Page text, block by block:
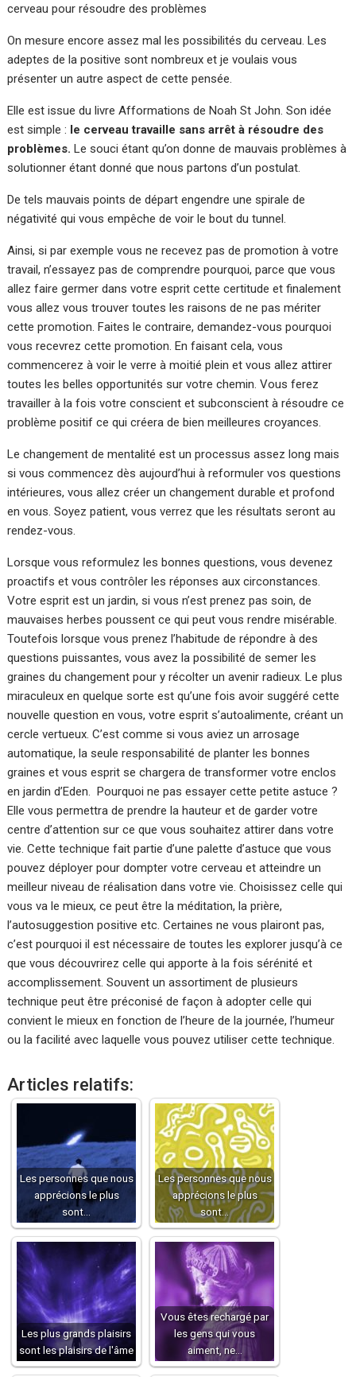
cerveau pour résoudre des problèmes
On mesure encore assez mal les possibilités du cerveau. Les
adeptes de la positive sont nombreux et je voulais vous
présenter un autre aspect de cette pensée.
Elle est issue du livre Afformations de Noah St John. Son idée
est simple : le cerveau travaille sans arrêt à résoudre des
problèmes. Le souci étant qu’on donne de mauvais problèmes à
solutionner étant donné que nous partons d’un postulat.
De tels mauvais points de départ engendre une spirale de
négativité qui vous empêche de voir le bout du tunnel.
Ainsi, si par exemple vous ne recevez pas de promotion à votre
travail, n’essayez pas de comprendre pourquoi, parce que vous
allez faire germer dans votre esprit cette certitude et finalement
vous allez vous trouver toutes les raisons de ne pas mériter
cette promotion. Faites le contraire, demandez-vous pourquoi
vous recevrez cette promotion. En faisant cela, vous
commencerez à voir le verre à moitié plein et vous allez attirer
toutes les belles opportunités sur votre chemin. Vous ferez
travailler à la fois votre conscient et subconscient à résoudre ce
problème positif ce qui créera de bien meilleures croyances.
Le changement de mentalité est un processus assez long mais
si vous commencez dès aujourd’hui à reformuler vos questions
intérieures, vous allez créer un changement durable et profond
en vous. Soyez patient, vous verrez que les résultats seront au
rendez-vous.
Lorsque vous reformulez les bonnes questions, vous devenez
proactifs et vous contrôler les réponses aux circonstances.
Votre esprit est un jardin, si vous n’est prenez pas soin, de
mauvaises herbes poussent ce qui peut vous rendre misérable.
Toutefois lorsque vous prenez l’habitude de répondre à des
questions puissantes, vous avez la possibilité de semer les
graines du changement pour y récolter un avenir radieux. Le plus
miraculeux en quelque sorte est qu’une fois avoir suggéré cette
nouvelle question en vous, votre esprit s’autoalimente, créant un
cercle vertueux. C’est comme si vous aviez un arrosage
automatique, la seule responsabilité de planter les bonnes
graines et vous esprit se chargera de transformer votre enclos
en jardin d’Eden. Pourquoi ne pas essayer cette petite astuce ?
Elle vous permettra de prendre la hauteur et de garder votre
centre d’attention sur ce que vous souhaitez attirer dans votre
vie. Cette technique fait partie d’une palette d’astuce que vous
pouvez déployer pour dompter votre cerveau et atteindre un
meilleur niveau de réalisation dans votre vie. Choisissez celle qui
vous va le mieux, ce peut être la méditation, la prière,
l’autosuggestion positive etc. Certaines ne vous plairont pas,
c’est pourquoi il est nécessaire de toutes les explorer jusqu’à ce
que vous découvrirez celle qui apporte à la fois sérénité et
accomplissement. Souvent un assortiment de plusieurs
technique peut être préconisé de façon à adopter celle qui
convient le mieux en fonction de l’heure de la journée, l’humeur
ou la facilité avec laquelle vous pouvez utiliser cette technique.
Articles relatifs:
Les personnes que nous
apprécions le plus
sont…
Les personnes que nous
apprécions le plus
sont…
Les plus grands plaisirs
sont les plaisirs de l'âme
Vous êtes rechargé par
les gens qui vous
aiment, ne…